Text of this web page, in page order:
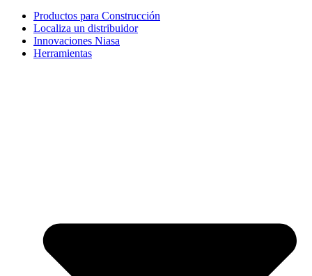
Productos para Construcción
Localiza un distribuidor
Innovaciones Niasa
Herramientas